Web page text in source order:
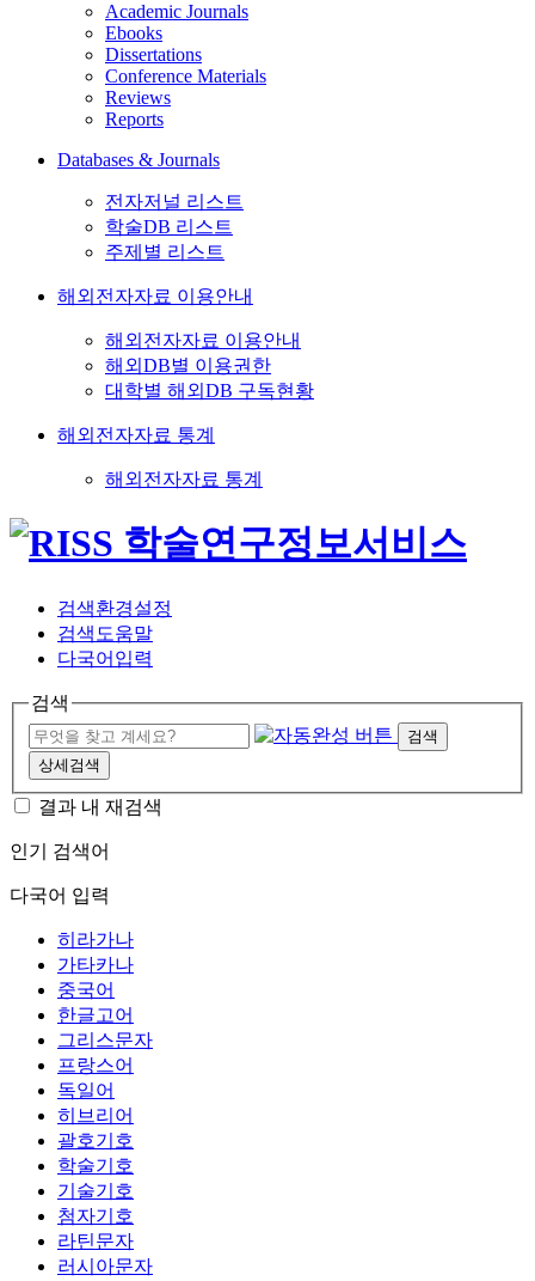
Academic Journals
Ebooks
Dissertations
Conference Materials
Reviews
Reports
Databases & Journals
전자저널 리스트
학술DB 리스트
주제별 리스트
해외전자자료 이용안내
해외전자자료 이용안내
해외DB별 이용권한
대학별 해외DB 구독현황
해외전자자료 통계
해외전자자료 통계
검색환경설정
검색도움말
다국어입력
검색
검색
상세검색
결과 내 재검색
인기 검색어
다국어 입력
히라가나
가타카나
중국어
한글고어
그리스문자
프랑스어
독일어
히브리어
괄호기호
학술기호
기술기호
첨자기호
라틴문자
러시아문자